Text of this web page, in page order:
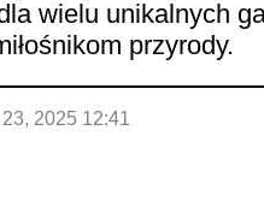
wielu unikalnych
przyrody.
2025 12:41